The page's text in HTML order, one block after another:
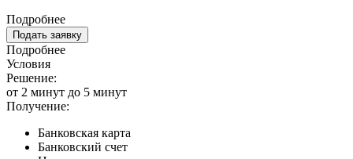
Подробнее
Подать заявку
Подробнее
Условия
Решение:
от 2 минут до 5 минут
Получение:
Банковская карта
Банковский счет